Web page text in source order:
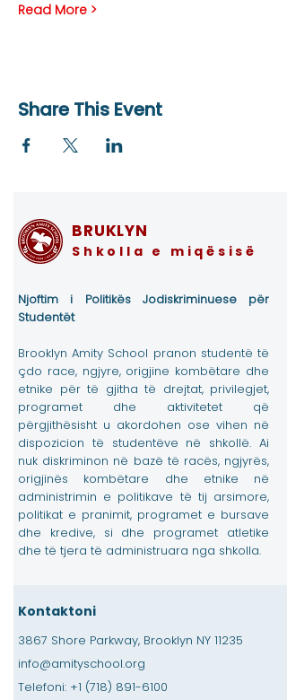
Read More >
Share This Event
BRUKLYN
Shkolla e miqësisë
Njoftim i Politikës Jodiskriminuese për
Studentët
Brooklyn Amity School pranon studentë të
çdo race, ngjyre, origjine kombëtare dhe
etnike për të gjitha të drejtat, privilegjet,
programet dhe aktivitetet që
përgjithësisht u akordohen ose vihen në
dispozicion të studentëve në shkollë. Ai
nuk diskriminon në bazë të racës, ngjyrës,
origjinës kombëtare dhe etnike në
administrimin e politikave të tij arsimore,
politikat e pranimit, programet e bursave
dhe kredive, si dhe programet atletike
dhe të tjera të administruara nga shkolla.
Kontaktoni
3867 Shore Parkway, Brooklyn NY 11235
info@amityschool.org
Telefoni: +1 (718) 891-6100